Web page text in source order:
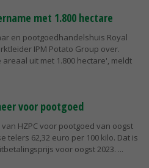
met 1.800 hectare
en pootgoedhandelshuis Royal
IPM Potato Group over.
uit met 1.800 hectare', meldt
voor pootgoed
HZPC voor pootgoed van oogst
telers 62,32 euro per 100 kilo. Dat is
voor oogst 2023.